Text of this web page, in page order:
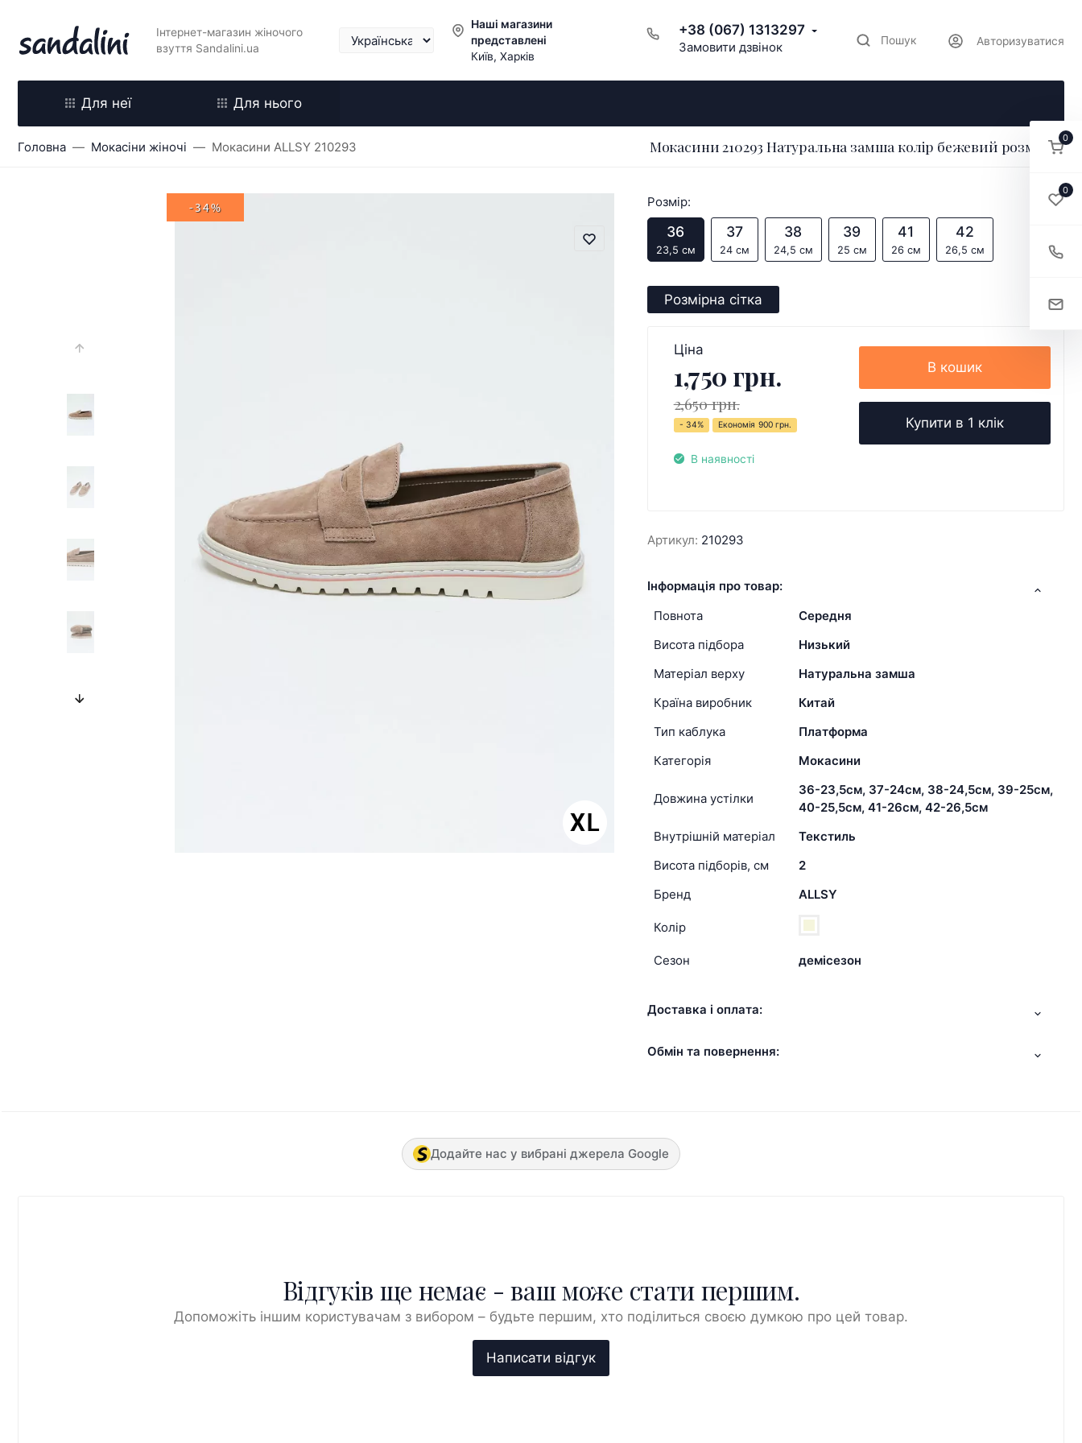
Інтернет-магазин жіночого
взуття Sandalini.ua
Наші магазини
представлені
Київ, Харків
+38 (067) 1313297
Замовити дзвінок Пошук Авторизуватися
Для неї Для нього
Головна Мокасіни жіночі Мокасини ALLSY 210293 Мокасини 210293 Натуральна замша колір бежевий розмір 36
-34% Розмір:
36
23,5 см
37
24 см
38
24,5 см
39
25 см
41
26 см
42
26,5 см
Розмірна сітка
Ціна
1,750 грн.
2,650 грн.
- 34% Економія 900 грн.
В наявності
В кошик
Купити в 1 клік
Артикул: 210293
Інформація про товар:
Повнота
Середня
Висота підбора
Низький
Матеріал верху
Натуральна замша
Країна виробник
Китай
Тип каблука
Платформа
Категорія
Мокасини
Довжина устілки
36-23,5см, 37-24см, 38-24,5см, 39-25см,
40-25,5см, 41-26см, 42-26,5см
Внутрішній матеріал
Текстиль
Висота підборів, см
2
Бренд
ALLSY
Колір
Сезон демісезон
Доставка і оплата:
Обмін та повернення:
Додайте нас у вибрані джерела Google
Відгуків ще немає - ваш може стати першим.
Допоможіть іншим користувачам з вибором – будьте першим, хто поділиться своєю думкою про цей товар.
0
0